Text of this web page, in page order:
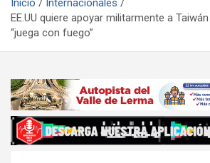
Inicio
Internacionales
EE.UU quiere apoyar militarmente a
“juega con fuego”